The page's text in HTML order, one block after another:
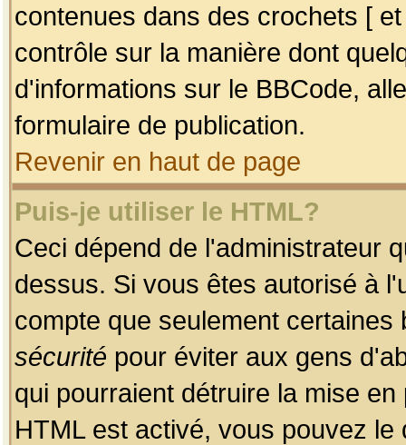
contenues dans des crochets [
contrôle sur la manière dont
d'informations sur le BBCode,
formulaire de publication.
Revenir en haut de page
Puis-je utiliser le HTML?
Ceci dépend de l'administrateur
dessus. Si vous êtes autorisé à
compte que seulement
sécurité pour éviter aux gens
qui pourraient détruire la mise
HTML est activé, vous pouvez